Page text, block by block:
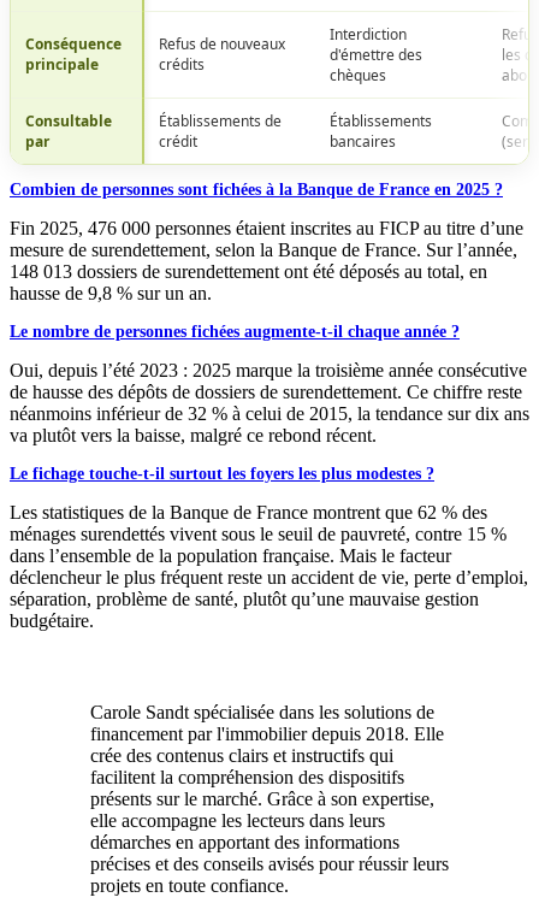
Conséquence
principale
Refus de nouveaux
crédits
Interdiction
d'émettre des
chèques
les
Consultable
par
Établissements de
crédit
Établissements
bancaires
Combien de personnes sont fichées à la Banque de France en 2025 ?
Fin 2025, 476 000 personnes étaient inscrites au FICP au titre d’une
mesure de surendettement, selon la Banque de France. Sur l’année,
148 013 dossiers de surendettement ont été déposés au total, en
hausse de 9,8 % sur un an.
Le nombre de personnes fichées augmente-t-il chaque année ?
Oui, depuis l’été 2023 : 2025 marque la troisième année consécutive
de hausse des dépôts de dossiers de surendettement. Ce chiffre reste
néanmoins inférieur de 32 % à celui de 2015, la tendance sur dix ans
va plutôt vers la baisse, malgré ce rebond récent.
Le fichage touche-t-il surtout les foyers les plus modestes ?
Les statistiques de la Banque de France montrent que 62 % des
ménages surendettés vivent sous le seuil de pauvreté, contre 15 %
dans l’ensemble de la population française. Mais le facteur
déclencheur le plus fréquent reste un accident de vie, perte d’emploi,
séparation, problème de santé, plutôt qu’une mauvaise gestion
budgétaire.
Carole Sandt spécialisée dans les solutions de
financement par l'immobilier depuis 2018. Elle
crée des contenus clairs et instructifs qui
facilitent la compréhension des dispositifs
présents sur le marché. Grâce à son expertise,
elle accompagne les lecteurs dans leurs
démarches en apportant des informations
précises et des conseils avisés pour réussir leurs
projets en toute confiance.